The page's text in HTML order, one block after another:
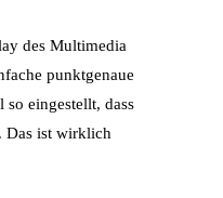
des Multimedia
punktgenaue
eingestellt, dass
Das ist wirklich